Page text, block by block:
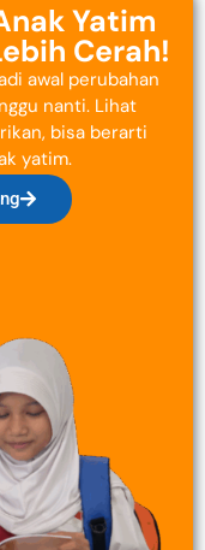
Yatim
Cerah!
awal perubahan
nanti. Lihat
bisa berarti
yatim.